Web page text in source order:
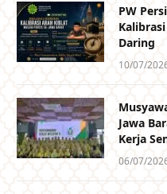
PW
Daring
10/07/
Jawa
Kerja
06/07/